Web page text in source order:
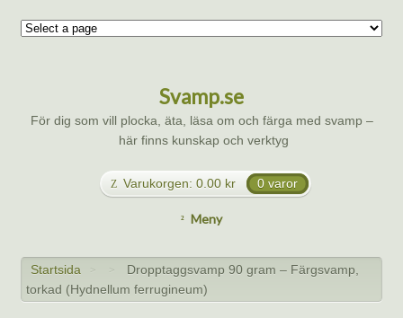
Svamp.se
För dig som vill plocka, äta, läsa om och färga med svamp –
här finns kunskap och verktyg
Varukorgen: 0.00 kr 0 varor
Meny
Startsida > >
Dropptaggsvamp 90 gram – Färgsvamp,
torkad (Hydnellum ferrugineum)